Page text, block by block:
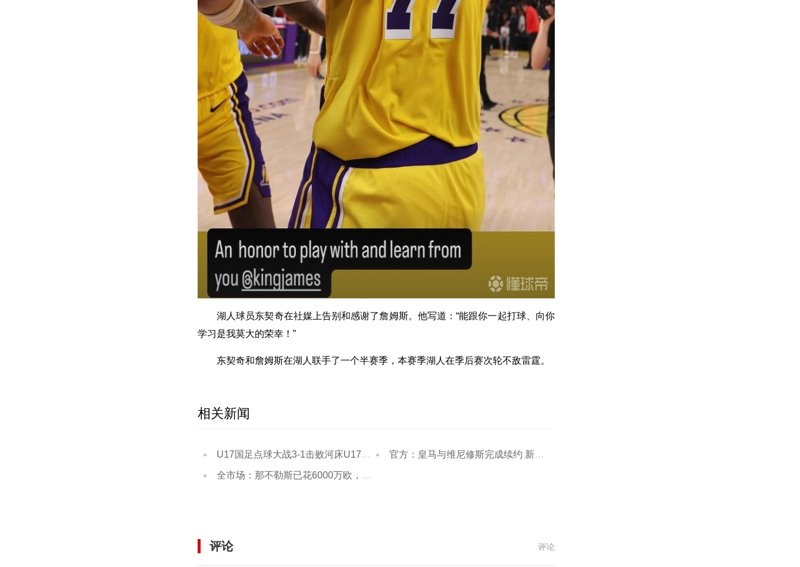
湖人球员东契奇在社媒上告别和感谢了詹姆斯。他写道：“能跟你一起打球、向你
学习是我莫大的荣幸！”
东契奇和詹姆斯在湖人联手了一个半赛季，本赛季湖人在季后赛次轮不敌雷霆。
相关新闻
U17国足点球大战3-1击败河床U17进决赛 江宇涵两扑点 官方：皇马与维尼修斯完成续约 新合同至2032年
全市场：那不勒斯已花6000万欧，后续资金靠出售球员才能解锁
评论 评论